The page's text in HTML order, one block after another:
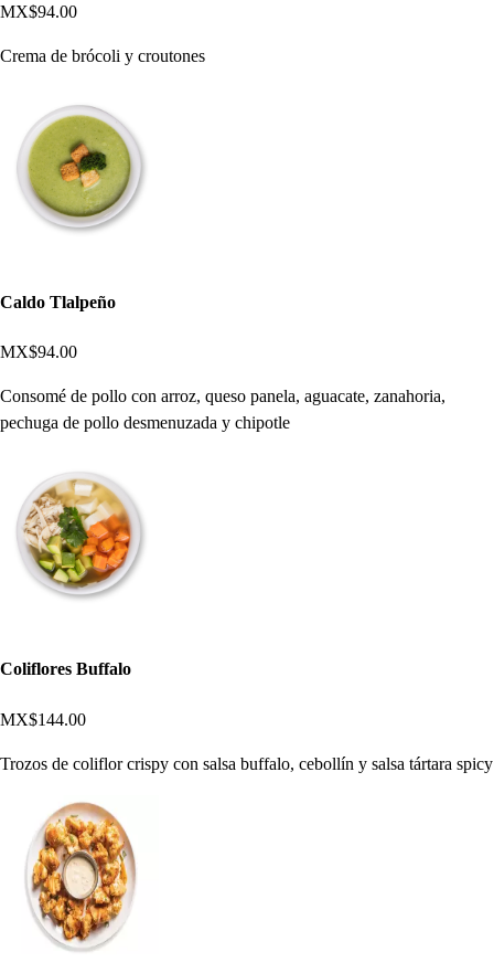
MX$94.00
Crema de brócoli y croutones
Caldo Tlalpeño
MX$94.00
Consomé de pollo con arroz, queso panela, aguacate, zanahoria,
pechuga de pollo desmenuzada y chipotle
Coliflores Buffalo
MX$144.00
Trozos de coliflor crispy con salsa buffalo, cebollín y salsa tártara spicy